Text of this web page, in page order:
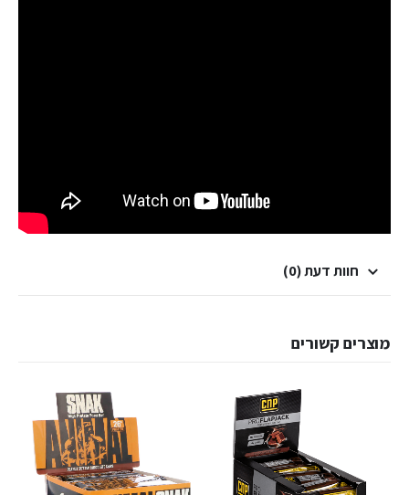
חוות דעת (0)
מוצרים קשורים